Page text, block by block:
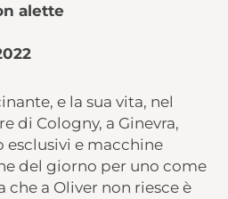
alette
e la sua vita, nel
di Cologny, a Ginevra,
esclusivi e macchine
del giorno per uno come
che a Oliver non riesce è